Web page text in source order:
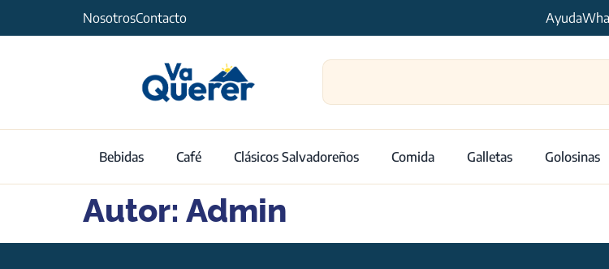
NosotrosContacto Ayuda
Bebidas Café Clásicos Salvadoreños Comida Galletas Golosinas
Autor: Admin